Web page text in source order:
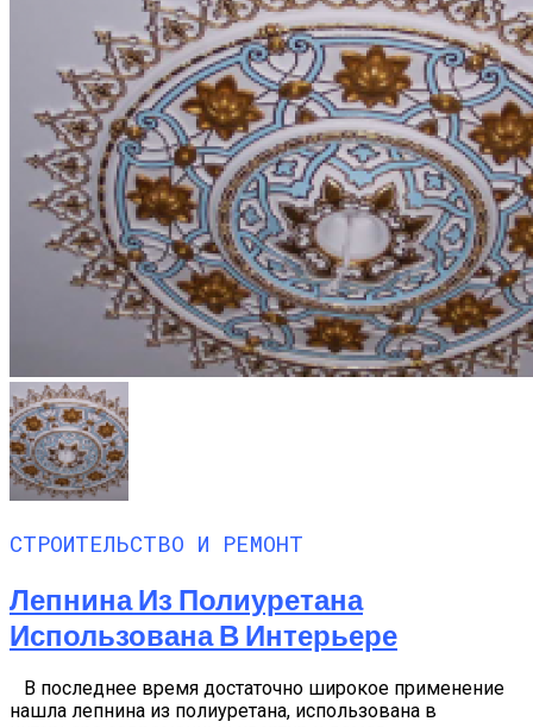
СТРОИТЕЛЬСТВО И РЕМОНТ
Лепнина Из Полиуретана
Использована В Интерьере
В последнее время достаточно широкое применение
нашла лепнина из полиуретана, использована в